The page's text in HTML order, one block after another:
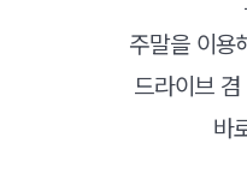
주말을 이용
드라이브
바